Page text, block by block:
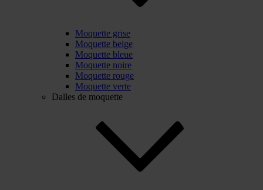
Moquette grise
Moquette beige
Moquette bleue
Moquette noire
Moquette rouge
Moquette verte
Dalles de moquette